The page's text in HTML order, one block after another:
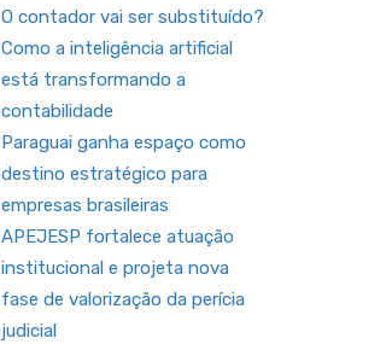
O contador vai ser substituído?
Como a inteligência artificial
está transformando a
contabilidade
Paraguai ganha espaço como
destino estratégico para
empresas brasileiras
APEJESP fortalece atuação
institucional e projeta nova
fase de valorização da perícia
judicial